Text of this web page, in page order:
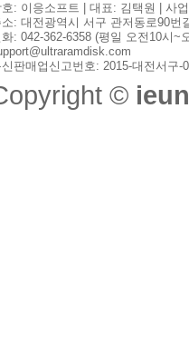
: 이응소프트 | 대표: 김택원 | 사
소: 대전광역시 서구 관저동로90번
화: 042-362-6358 (평일 오전10시~
신판매업신고번호: 2015-대전서구
©